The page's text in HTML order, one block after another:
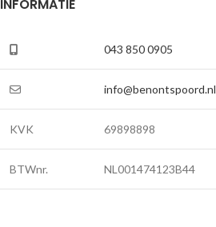
INFORMATIE
043 850 0905
info@benontspoord.nl
KVK 69898898
BTWnr. NL001474123B44